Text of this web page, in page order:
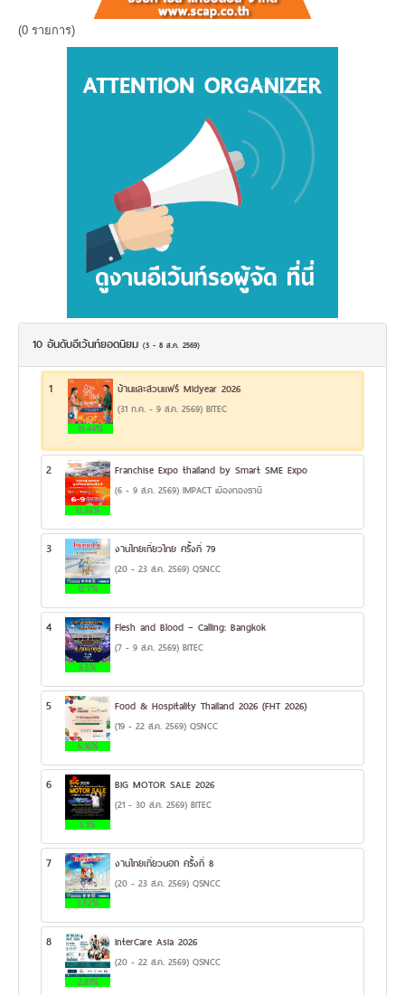
(0 รายการ)
10 อันดับอีเว้นท์ยอดนิยม (3 - 8 ส.ค. 2569)
1
19.44%
บ้านและสวนแฟร์ Midyear 2026
(31 ก.ค. - 9 ส.ค. 2569) BITEC
2
13.36%
Franchise Expo thailand by Smart SME Expo
(6 - 9 ส.ค. 2569) IMPACT เมืองทองธานี
3
12.7%
งานไทยเที่ยวไทย ครั้งที่ 79
(20 - 23 ส.ค. 2569) QSNCC
4
8.5%
Flesh and Blood – Calling: Bangkok
(7 - 9 ส.ค. 2569) BITEC
5
6.16%
Food & Hospitality Thailand 2026 (FHT 2026)
(19 - 22 ส.ค. 2569) QSNCC
6
5.1%
BIG MOTOR SALE 2026
(21 - 30 ส.ค. 2569) BITEC
7
3.52%
งานไทยเที่ยวนอก ครั้งที่ 8
(20 - 23 ส.ค. 2569) QSNCC
8
2.81%
InterCare Asia 2026
(20 - 22 ส.ค. 2569) QSNCC